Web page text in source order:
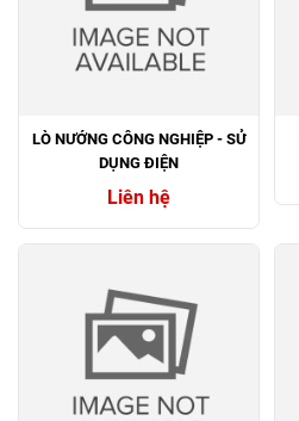
LÒ NƯỚNG CÔNG NGHIỆP - SỬ
DỤNG ĐIỆN
Liên hệ